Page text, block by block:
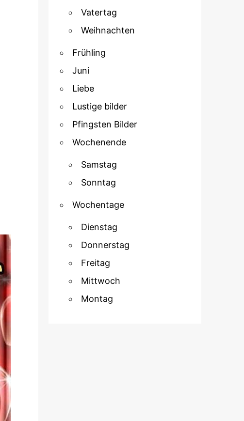
Vatertag
Weihnachten
Frühling
Juni
Liebe
Lustige bilder
Pfingsten Bilder
Wochenende
Samstag
Sonntag
Wochentage
Dienstag
Donnerstag
Freitag
Mittwoch
Montag